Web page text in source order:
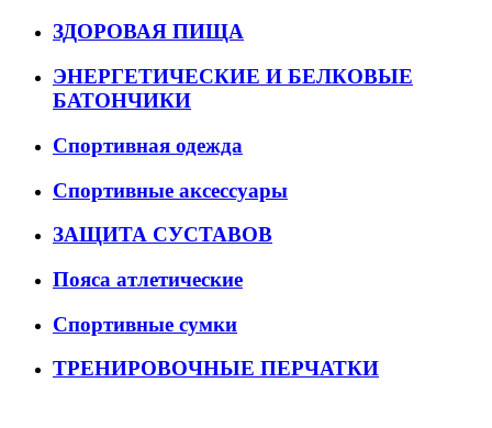
ЗДОРОВАЯ ПИЩА
ЭНЕРГЕТИЧЕСКИЕ И БЕЛКОВЫЕ
БАТОНЧИКИ
Спортивная одежда
Спортивные аксессуары
ЗАЩИТА СУСТАВОВ
Пояса атлетические
Спортивные сумки
ТРЕНИРОВОЧНЫЕ ПЕРЧАТКИ